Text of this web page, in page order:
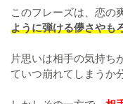
このフレーズは、恋の
ように弾ける儚さやも
片思いは相手の気持ち
ていつ崩れてしまうか